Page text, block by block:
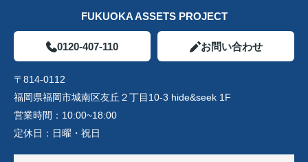
FUKUOKA ASSETS PROJECT
0120-407-110 お問い合わせ
〒814-0112
福岡県福岡市城南区友丘２丁目10-3 hide&seek 1F
営業時間： 10:00~18:00
定休日： 日曜・祝日